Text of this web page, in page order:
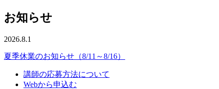
お知らせ
2026.8.1
夏季休業のお知らせ（8/11～8/16）
講師の応募方法について
Webから申込む